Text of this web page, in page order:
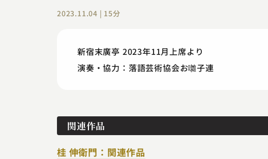
2023.11.04 | 15分
新宿末廣亭 2023年11月上席より
演奏・協力：落語芸術協会お囃子連
関連作品
桂 伸衛門：関連作品